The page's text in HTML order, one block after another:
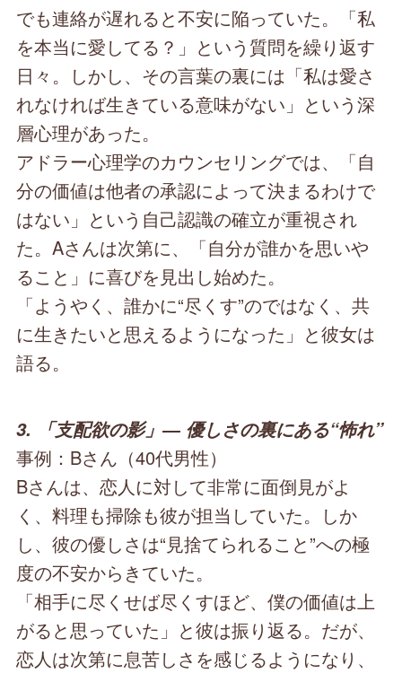
でも連絡が遅れると不安に陥っていた。「私
を本当に愛してる？」という質問を繰り返す
日々。しかし、その言葉の裏には「私は愛さ
れなければ生きている意味がない」という深
層心理があった。
アドラー心理学のカウンセリングでは、「自
分の価値は他者の承認によって決まるわけで
はない」という自己認識の確立が重視され
た。Aさんは次第に、「自分が誰かを思いや
ること」に喜びを見出し始めた。
「ようやく、誰かに“尽くす”のではなく、共
に生きたいと思えるようになった」と彼女は
語る。
3. 「支配欲の影」― 優しさの裏にある“怖れ”
事例：Bさん（40代男性）
Bさんは、恋人に対して非常に面倒見がよ
く、料理も掃除も彼が担当していた。しか
し、彼の優しさは“見捨てられること”への極
度の不安からきていた。
「相手に尽くせば尽くすほど、僕の価値は上
がると思っていた」と彼は振り返る。だが、
恋人は次第に息苦しさを感じるようになり、